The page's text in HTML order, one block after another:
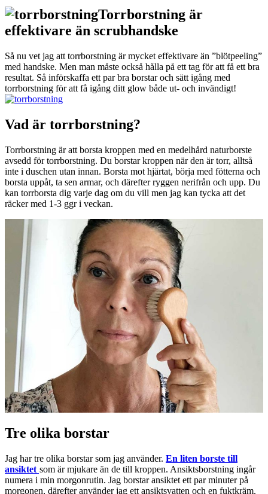
Torrborstning är
effektivare än scrubhandske
Så nu vet jag att torrborstning är mycket effektivare än ”blötpeeling”
med handske. Men man måste också hålla på ett tag för att få ett bra
resultat. Så införskaffa ett par bra borstar och sätt igång med
torrborstning för att få igång ditt glow både ut- och invändigt!
Vad är torrborstning?
Torrborstning är att borsta kroppen med en medelhård naturborste
avsedd för torrborstning. Du borstar kroppen när den är torr, alltså
inte i duschen utan innan. Borsta mot hjärtat, börja med fötterna och
borsta uppåt, ta sen armar, och därefter ryggen nerifrån och upp. Du
kan torrborsta dig varje dag om du vill men jag kan tycka att det
räcker med 1-3 ggr i veckan.
Tre olika borstar
Jag har tre olika borstar som jag använder. En liten borste till
ansiktet som är mjukare än de till kroppen. Ansiktsborstning ingår
numera i min morgonrutin. Jag borstar ansiktet ett par minuter på
morgonen, därefter använder jag ett ansiktsvatten och en fuktkräm.